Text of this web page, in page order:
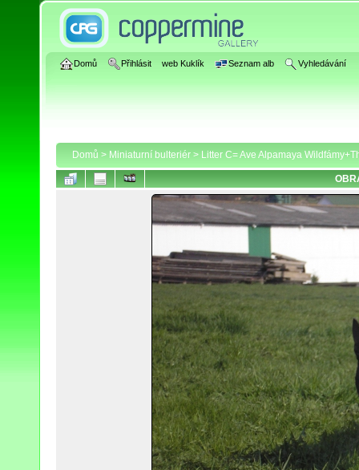
Domů Přihlásit web Kuklík Seznam alb Vyhledávání
Domů > Miniaturní bulteriér > Litter C= Ave Alpamaya